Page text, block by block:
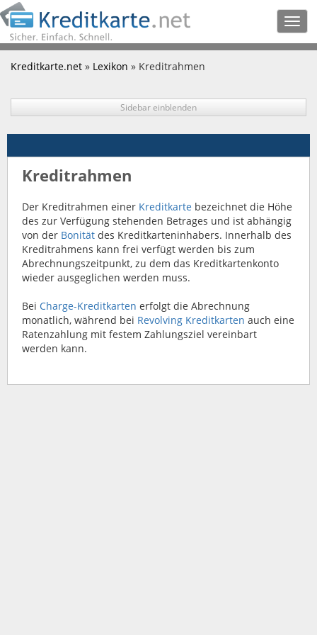
Kreditkarte.net » Lexikon » Kreditrahmen
Sidebar einblenden
Kreditrahmen
Der Kreditrahmen einer Kreditkarte bezeichnet die Höhe
des zur Verfügung stehenden Betrages und ist abhängig
von der Bonität des Kreditkarteninhabers. Innerhalb des
Kreditrahmens kann frei verfügt werden bis zum
Abrechnungszeitpunkt, zu dem das Kreditkartenkonto
wieder ausgeglichen werden muss.
Bei Charge-Kreditkarten erfolgt die Abrechnung
monatlich, während bei Revolving Kreditkarten auch eine
Ratenzahlung mit festem Zahlungsziel vereinbart
werden kann.